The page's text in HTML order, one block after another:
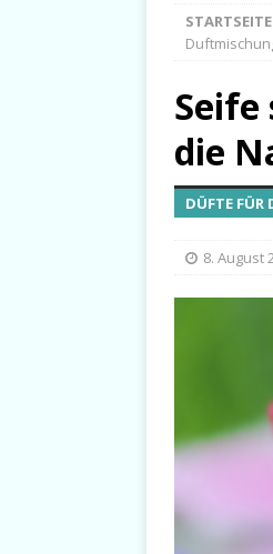
STARTSEITE
die
DÜFTE FÜR
8. August